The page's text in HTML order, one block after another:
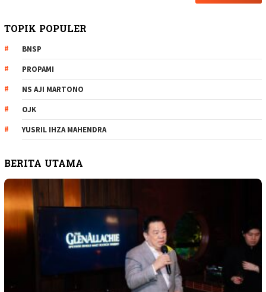
TOPIK POPULER
BNSP
PROPAMI
NS AJI MARTONO
OJK
YUSRIL IHZA MAHENDRA
BERITA UTAMA